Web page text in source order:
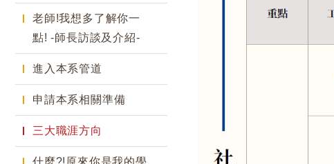
老師!我想多了解你一
點! -師長訪談及介紹-
進入本系管道
申請本系相關準備
三大職涯方向
什麼?!原來你是我的學